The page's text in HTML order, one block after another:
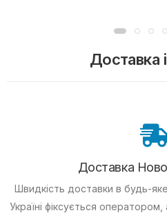
Доставка
Доставка
Швидкість доставки в будь-
Україні фіксується